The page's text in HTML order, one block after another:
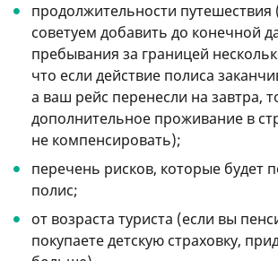
продолжительности путешествия
советуем добавить до конечной
пребывания за границей
что если действие полиса
а ваш рейс перенесли на завтра,
дополнительное проживание в
не компенсировать);
перечень рисков, которые будет
полис;
от возраста туриста (если вы
покупаете детскую страховку,